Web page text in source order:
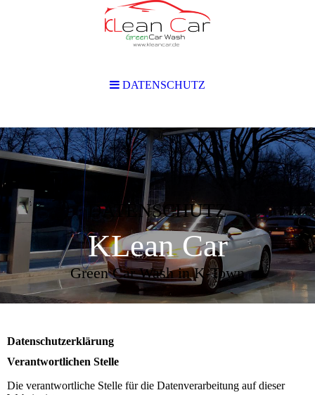
DATENSCHUTZ
KLean Car
Green Car Wash in K-Town
Datenschutzerklärung
Verantwortlichen Stelle
Die verantwortliche Stelle für die Datenverarbeitung auf dieser
DATENSCHUTZ